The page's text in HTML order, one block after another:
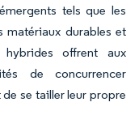
tels que les
matériaux durables et
hybrides offrent aux
de concurrencer
se tailler leur propre